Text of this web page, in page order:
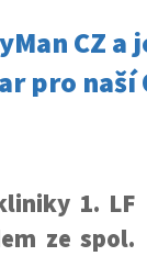
CZ a
pro naší
1. LF
ze spol.